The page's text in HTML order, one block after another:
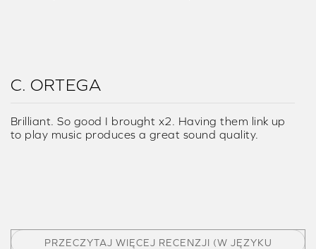
C. ORTEGA
Brilliant. So good I brought x2. Having them link up
to play music produces a great sound quality.
PRZECZYTAJ WIĘCEJ RECENZJI (W JĘZYKU